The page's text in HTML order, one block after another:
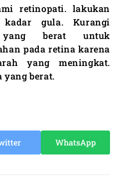
retinopati. lakukan
gula. Kurangi
berat untuk
pada retina karena
yang meningkat.
berat.
WhatsApp